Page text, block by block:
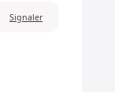
Signaler